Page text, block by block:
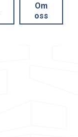
Om
oss